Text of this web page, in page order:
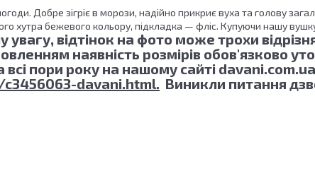
Добре зігріє в морози, надійно прикриє вуха та голову
хутра бежевого кольору, підкладка — фліс. Купуючи нашу
відтінок на фото може трохи
наявність розмірів обов'язково
всі пори року на нашому сайті
davani.html. Виникли питання